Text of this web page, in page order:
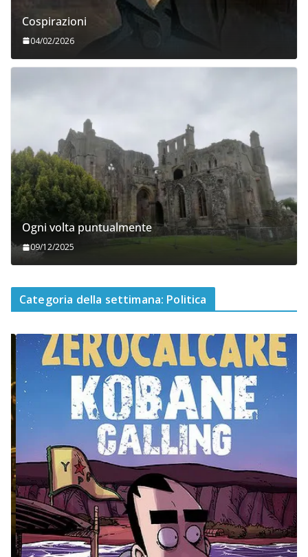
Cospirazioni
04/02/2026
Ogni volta puntualmente
09/12/2025
Categoria della settimana: Politica